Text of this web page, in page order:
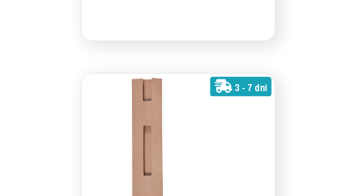
3 - 7 dni